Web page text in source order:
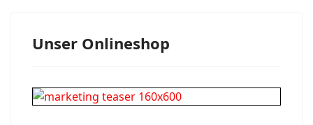
Unser Onlineshop